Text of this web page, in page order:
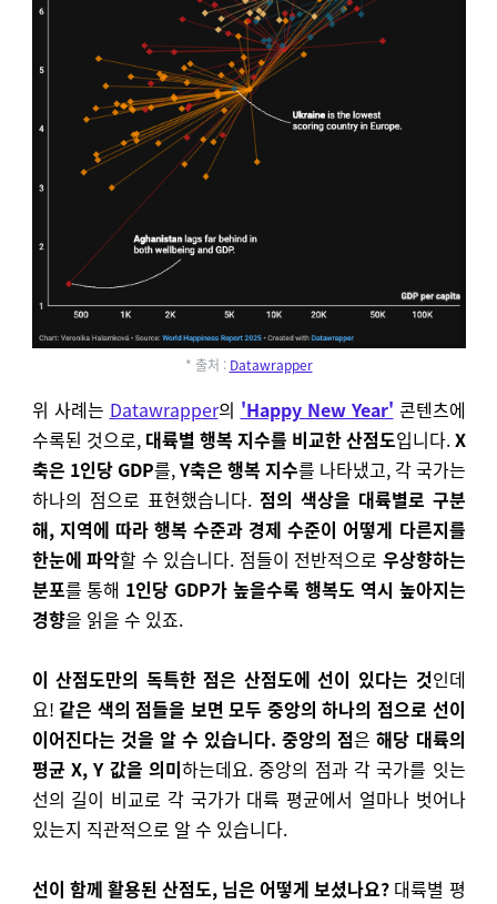
* 출처 : Datawrapper
위 사례는 Datawrapper의 'Happy New Year' 콘텐츠에
수록된 것으로, 대륙별 행복 지수를 비교한 산점도입니다.X
축은 1인당 GDP를,Y축은 행복 지수를 나타냈고, 각 국가는
하나의 점으로 표현했습니다. 점의 색상을 대륙별로 구분
해, 지역에 따라 행복 수준과 경제 수준이 어떻게 다른지를
한눈에 파악할 수 있습니다. 점들이 전반적으로 우상향하는
분포를 통해 1인당 GDP가 높을수록 행복도 역시 높아지는
경향을 읽을 수 있죠.
이 산점도만의 독특한 점은 산점도에 선이 있다는 것인데
요!같은 색의 점들을 보면 모두 중앙의 하나의 점으로 선이
이어진다는 것을 알 수 있습니다. 중앙의 점은해당 대륙의
평균 X, Y 값을 의미하는데요. 중앙의 점과 각 국가를 잇는
선의 길이 비교로 각 국가가 대륙 평균에서 얼마나 벗어나
있는지 직관적으로 알 수 있습니다.
선이 함께 활용된 산점도, 님은 어떻게 보셨나요? 대륙별 평